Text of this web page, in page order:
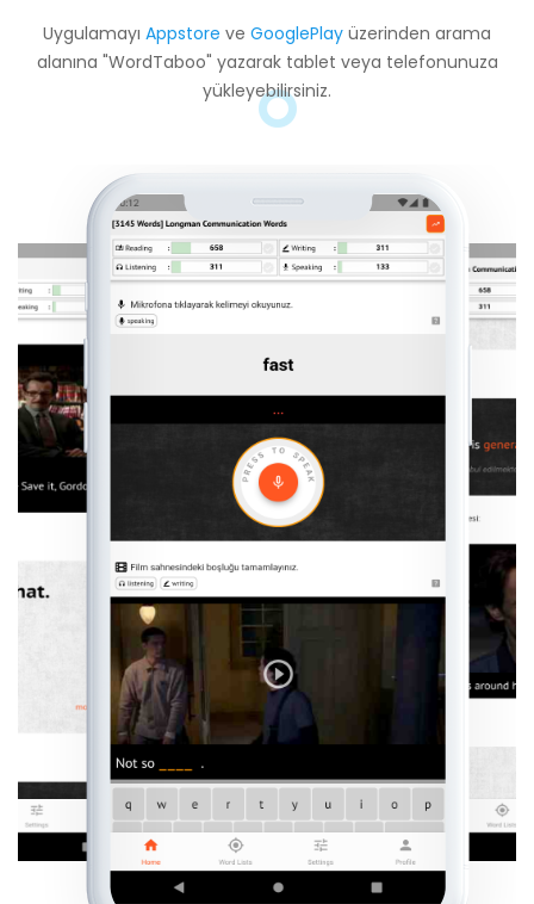
Uygulamayı Appstore ve GooglePlay üzerinden arama
alanına "WordTaboo" yazarak tablet veya telefonunuza
yükleyebilirsiniz.